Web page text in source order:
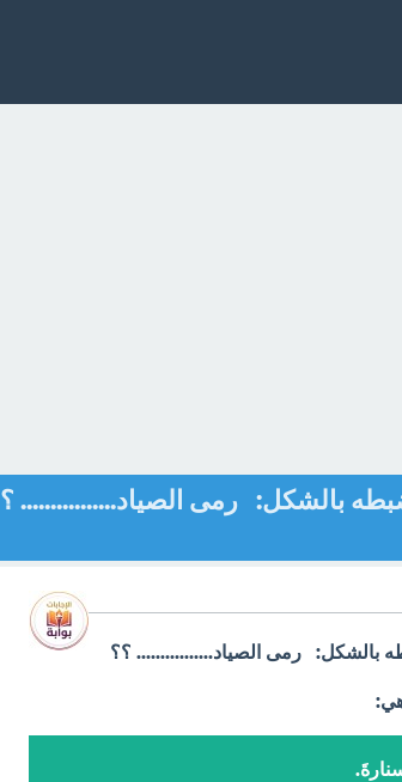
بالشكل: رمى الصياد................ ؟
بالشكل: رمى الصياد................ ؟؟